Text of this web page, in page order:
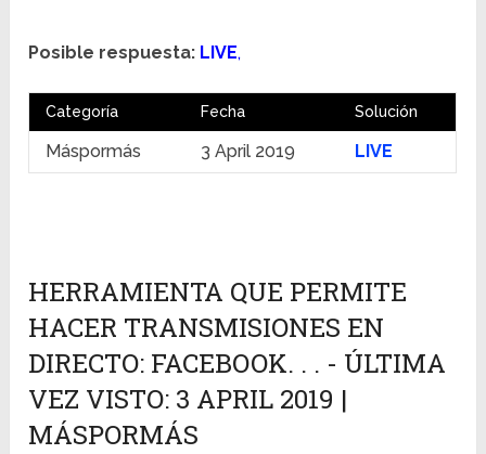
Posible respuesta: LIVE,
Categoría Fecha Solución
Máspormás 3 April 2019 LIVE
HERRAMIENTA QUE PERMITE
HACER TRANSMISIONES EN
DIRECTO: FACEBOOK. . . - ÚLTIMA
VEZ VISTO: 3 APRIL 2019 |
MÁSPORMÁS